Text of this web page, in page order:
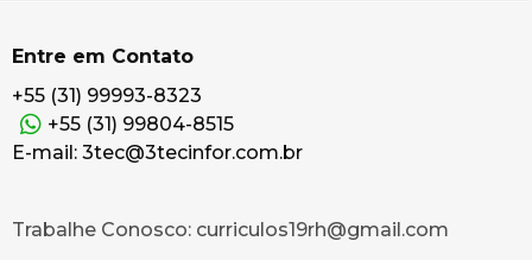
Entre em Contato
+55 (31) 99993-8323
+55 (31) 99804-8515
E-mail: 3tec@3tecinfor.com.br
Trabalhe Conosco: curriculos19rh@gmail.com